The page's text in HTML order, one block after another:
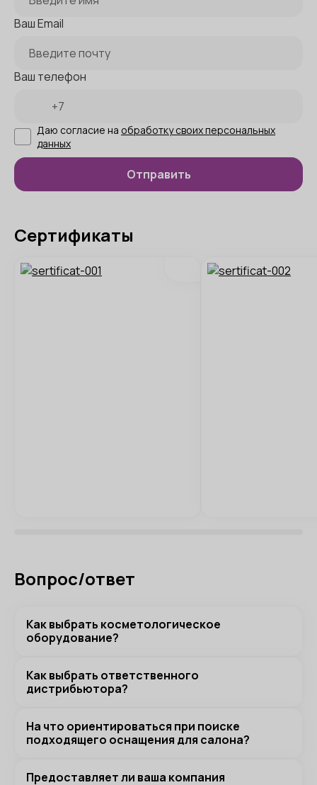
Ваш Email
Ваш телефон
Даю согласие на обработку своих персональных
данных
Сертификаты
Вопрос/ответ
Как выбрать косметологическое
оборудование?
Как выбрать ответственного
дистрибьютора?
На что ориентироваться при поиске
подходящего оснащения для салона?
Предоставляет ли ваша компания